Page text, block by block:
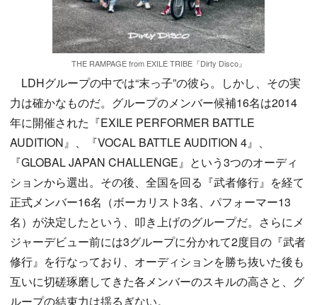
THE RAMPAGE from EXILE TRIBE『Dirty Disco』
LDHグループの中では“末っ子”の彼ら。しかし、その実
力は確かなものだ。グループのメンバー候補16名は2014
年に開催された『EXILE PERFORMER BATTLE
AUDITION』、『VOCAL BATTLE AUDITION 4』、
『GLOBAL JAPAN CHALLENGE』という3つのオーディ
ションから選出。その後、全国を回る『武者修行』を経て
正式メンバー16名（ボーカリスト3名、パフォーマー13
名）が決定したという、叩き上げのグループだ。さらにメ
ジャーデビュー前には3グループに分かれて2度目の『武者
修行』を行なっており、オーディションを勝ち抜いた後も
互いに切磋琢磨してきた各メンバーのスキルの高さと、グ
ループの結束力は揺るぎない。